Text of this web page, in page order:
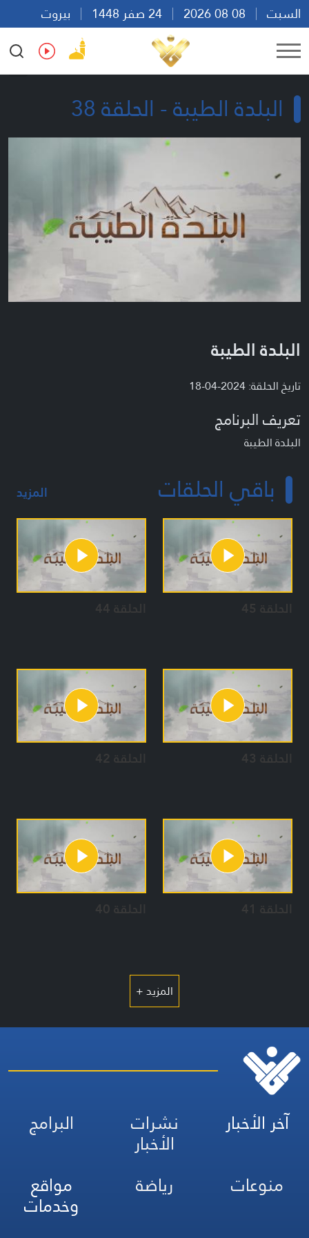
السبت
بيروت
00:09
Ar En Fr Es
البلدة الطيبة - الحلقة 38
البلدة الطيبة
تاريخ الحلقة: 2024-04-18
تعريف البرنامج
البلدة الطيبة
باقي الحلقات المزيد
الحلقة 45 الحلقة 44
الحلقة 43 الحلقة 42
الحلقة 41 الحلقة 40
المزيد +
آخر الأخبار نشرات
الأخبار
البرامج
منوعات
رياضة مواقع
وخدمات